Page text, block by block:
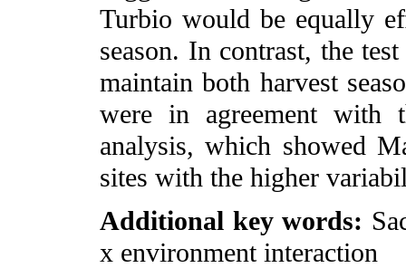
Turbio would be equally
season. In contrast, the
maintain both harvest
were in agreement with
analysis, which showed
sites with the higher
Additional key words:
x environment interaction